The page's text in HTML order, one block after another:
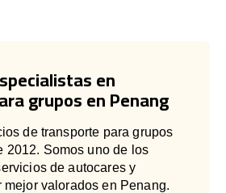
en
grupos en Penang
de transporte para grupos
2012. Somos uno de los
de autocares y
mejor valorados en Penang.